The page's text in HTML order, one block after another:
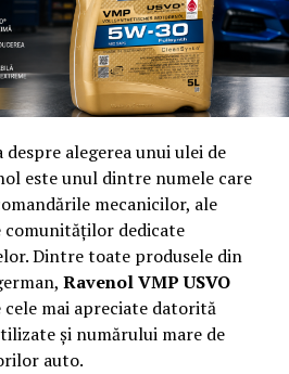
alegerea unui ulei de
este unul dintre numele care
mecanicilor, ale
comunităților dedicate
Dintre toate produsele din
Ravenol VMP USVO
mai apreciate datorită
și numărului mare de
auto.